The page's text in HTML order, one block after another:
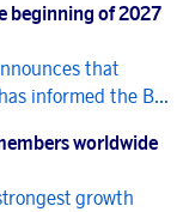
beginning of 2027
that
informed the B...
worldwide
growth